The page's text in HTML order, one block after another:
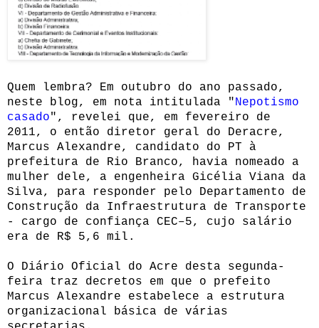
Quem lembra? Em outubro do ano passado,
neste blog, em nota intitulada "Nepotismo
casado", revelei que, em fevereiro de
2011, o então diretor geral do Deracre,
Marcus Alexandre, candidato do PT à
prefeitura de Rio Branco, havia nomeado a
mulher dele, a engenheira Gicélia Viana da
Silva, para responder pelo Departamento de
Construção da Infraestrutura de Transporte
- cargo de confiança CEC–5, cujo salário
era de R$ 5,6 mil.
O Diário Oficial do Acre desta segunda-
feira traz decretos em que o prefeito
Marcus Alexandre estabelece a estrutura
organizacional básica de várias